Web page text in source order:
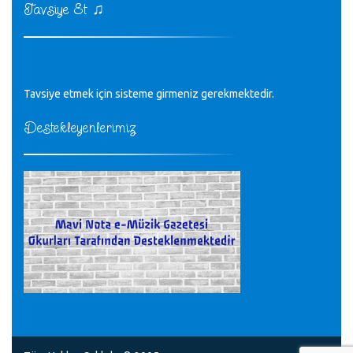
CÜNEYT BALKIZ - 15.11.2022
Tavsiye Et ♫
Tavsiye etmek için sisteme girmeniz gerekmektedir.
Destekleyenlerimiz